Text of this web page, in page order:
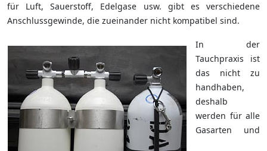
für Luft, Sauerstoff, Edelgase usw. gibt es verschiedene
Anschlussgewinde, die zueinander nicht kompatibel sind.
In der
Tauchpraxis ist
das nicht zu
handhaben,
deshalb
werden für alle
Gasarten und